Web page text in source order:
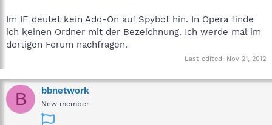
Im IE deutet kein Add-On auf Spybot hin. In Opera finde
ich keinen Ordner mit der Bezeichnung. Ich werde mal im
dortigen Forum nachfragen.
Last edited: Nov 21, 2012
B bbnetwork
New member